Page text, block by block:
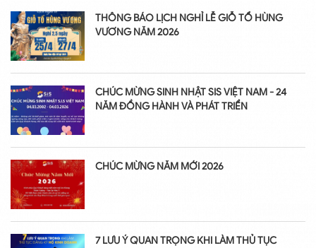
THÔNG BÁO LỊCH NGHỈ LỄ GIỖ TỔ HÙNG
VƯƠNG NĂM 2026
CHÚC MỪNG SINH NHẬT SIS VIỆT NAM - 24
NĂM ĐỒNG HÀNH VÀ PHÁT TRIỂN
CHÚC MỪNG NĂM MỚI 2026
7 LƯU Ý QUAN TRỌNG KHI LÀM THỦ TỤC